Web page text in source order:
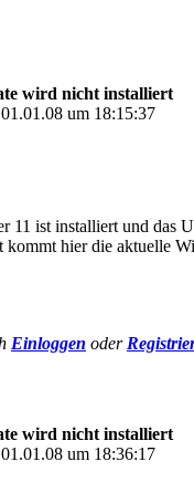
wird nicht installiert
01.01.08 um 18:15:37
11 ist installiert und das
kommt hier die aktuelle
Einloggen oder
wird nicht installiert
01.01.08 um 18:36:17